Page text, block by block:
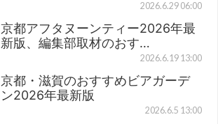
2026.6.29 06:00
京都アフタヌーンティー2026年最
新版、編集部取材のおす…
2026.6.19 13:00
京都・滋賀のおすすめビアガーデ
ン2026年最新版
2026.6.5 13:00